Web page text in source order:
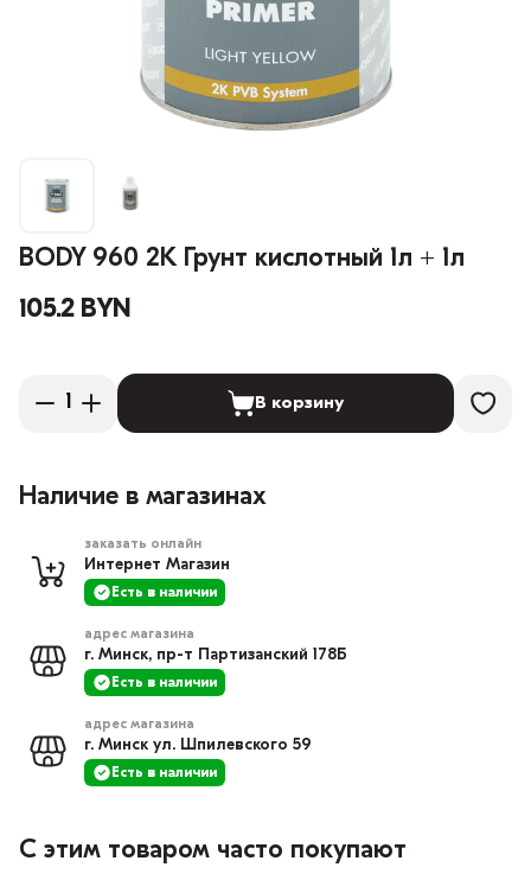
BODY 960 2К Грунт кислотный 1л + 1л
105.2 BYN
В корзину
Наличие в магазинах
заказать онлайн
Интернет Магазин
Есть в наличии
адрес магазина
г. Минск, пр-т Партизанский 178Б
Есть в наличии
адрес магазина
г. Минск ул. Шпилевского 59
Есть в наличии
С этим товаром часто покупают